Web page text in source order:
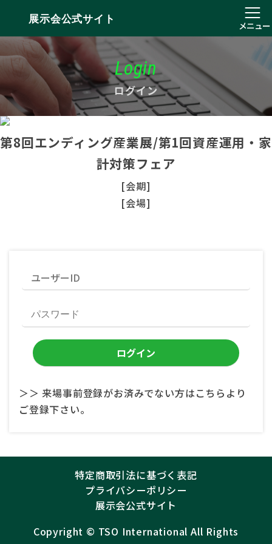
展示会公式サイト
メニュー
Login
ログイン
第8回エンディング産業展/第1回資産運用・家
計対策フェア
[会期]
[会場]
＞＞ 来場事前登録がお済みでない方はこちらより
ご登録下さい。
特定商取引法に基づく表記
プライバシーポリシー
展示会公式サイト
Copyright ©︎ TSO International All Rights